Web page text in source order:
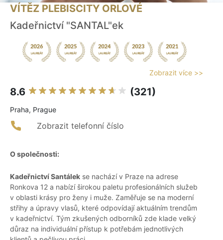
VÍTĚZ PLEBISCITY ORLOVÉ
Kadeřnictví "SANTAL"ek
Zobrazit více >>
8.6 (321)
Praha, Prague
Zobrazit telefonní číslo
O společnosti:
Kadeřnictví Santálek se nachází v Praze na adrese
Ronkova 12 a nabízí širokou paletu profesionálních služeb
v oblasti krásy pro ženy i muže. Zaměřuje se na moderní
střihy a úpravy vlasů, které odpovídají aktuálním trendům
v kadeřnictví. Tým zkušených odborníků zde klade velký
důraz na individuální přístup k potřebám jednotlivých